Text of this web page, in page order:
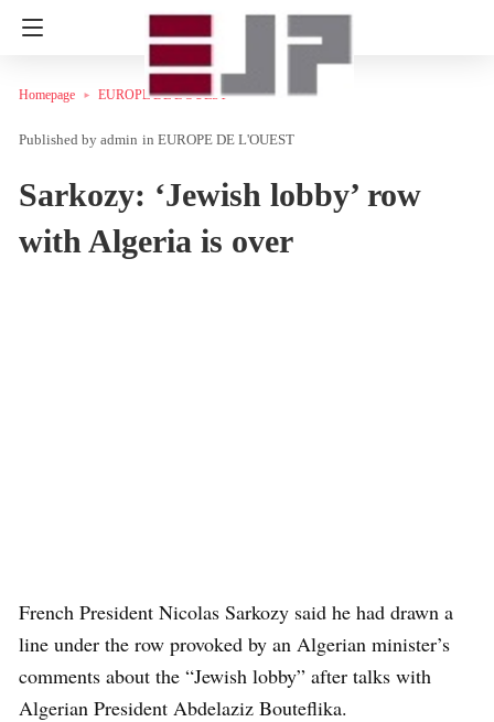
Homepage EUROPE DE L'OUEST
admin in EUROPE DE L'OUEST
Sarkozy: ‘Jewish lobby’ row
with Algeria is over
French President Nicolas Sarkozy said he had drawn a
line under the row provoked by an Algerian minister’s
comments about the “Jewish lobby” after talks with
Algerian President Abdelaziz Bouteflika.